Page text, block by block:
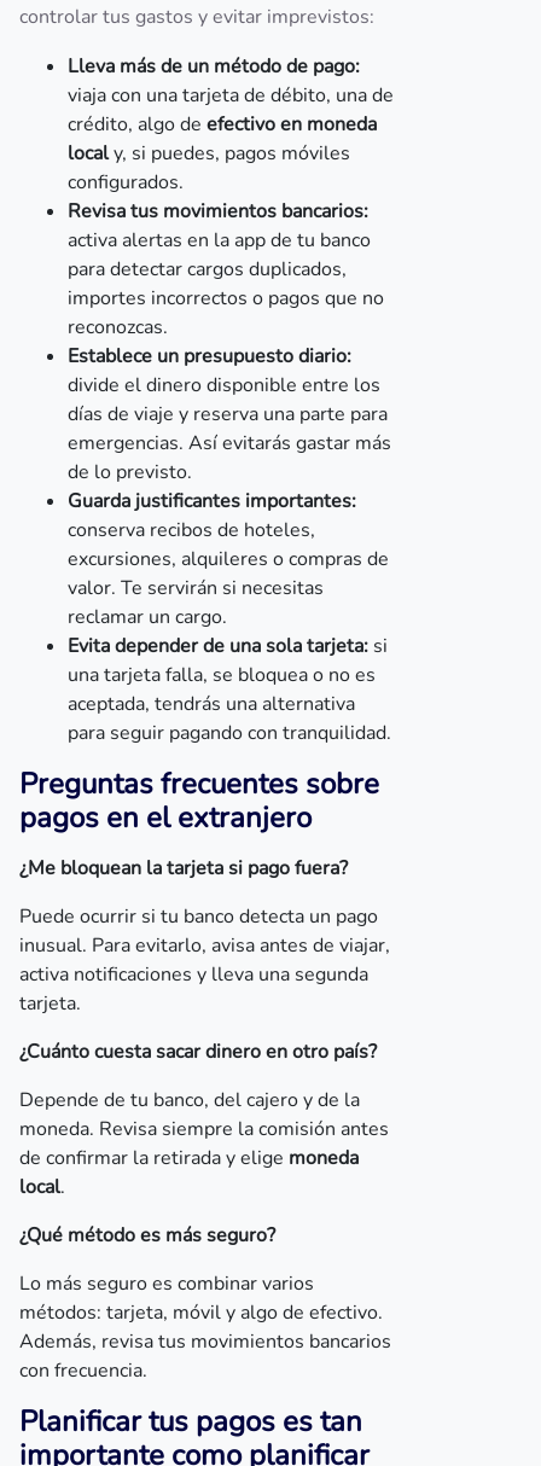
controlar tus gastos y evitar imprevistos:
Lleva más de un método de pago:
viaja con una tarjeta de débito, una de
crédito, algo de efectivo en moneda
localy, si puedes, pagos móviles
configurados.
Revisa tus movimientos bancarios:
activa alertas en la app de tu banco
para detectar cargos duplicados,
importes incorrectos o pagos que no
reconozcas.
Establece un presupuesto diario:
divide el dinero disponible entre los
días de viaje y reserva una parte para
emergencias. Así evitarás gastar más
de lo previsto.
Guarda justificantes importantes:
conserva recibos de hoteles,
excursiones, alquileres o compras de
valor. Te servirán si necesitas
reclamar un cargo.
Evita depender de una sola tarjeta: si
una tarjeta falla, se bloquea o no es
aceptada, tendrás una alternativa
para seguir pagando con tranquilidad.
Preguntas frecuentes sobre
pagos en el extranjero
¿Me bloquean la tarjeta si pago fuera?
Puede ocurrir si tu banco detecta un pago
inusual. Para evitarlo, avisa antes de viajar,
activa notificaciones y lleva una segunda
tarjeta.
¿Cuánto cuesta sacar dinero en otro país?
Depende de tu banco, del cajero y de la
moneda. Revisa siempre la comisión antes
de confirmar la retirada y elige moneda
local.
¿Qué método es más seguro?
Lo más seguro es combinar varios
métodos: tarjeta, móvil y algo de efectivo.
Además, revisa tus movimientos bancarios
con frecuencia.
Planificar tus pagos es tan
importante como planificar